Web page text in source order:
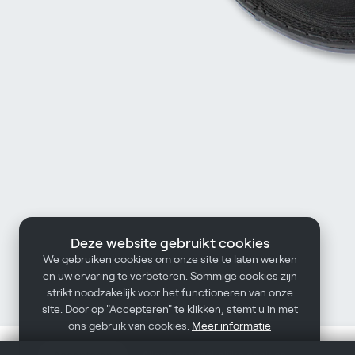
Deze website gebruikt cookies
We gebruiken cookies om onze site te laten werken
en uw ervaring te verbeteren. Sommige cookies zijn
strikt noodzakelijk voor het functioneren van onze
site. Door op "Accepteren" te klikken, stemt u in met
ons gebruik van cookies. Meer informatie